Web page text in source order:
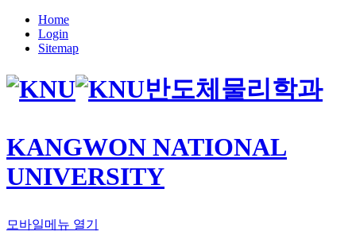
Home
Login
Sitemap
반도체물리학과
KANGWON NATIONAL
UNIVERSITY
모바일메뉴 열기